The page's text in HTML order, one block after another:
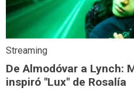
Streaming
De Almodóvar a Lynch:
inspiró "Lux" de Rosalía